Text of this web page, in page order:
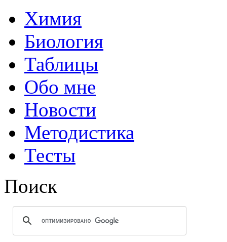
Химия
Биология
Таблицы
Обо мне
Новости
Методистика
Тесты
Поиск